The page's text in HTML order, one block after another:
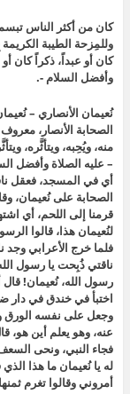
كان من أكثر الناس
وللمِزحة الطيبة
كان أو عبداً، ذكراً كان
وأفضل السلام -.
نُعيمان الأنصاري –
الصحابة الأنصار،
منه، ويُحِبه، ويتأثَّره،
– عليه الصلاة وأفضل
أي في المسجد، فعقل
الصحابة على نُعيمان،
قرمنا إلى اللحم، أي
لنُعيمان هذا، قالوا
فلما خرج الأعرابي وجد
ناقتي ذُبِحت يا رسول
رسول الله، نُعيمان! قال
اختبأ في خندق في دار
وجعل على نفسه الورق
عنه، وهو يعلم أين هو،
فجاء النبي، ونحى
له يا نُعيمان ما هذا
أمروني وقالوا تغرم